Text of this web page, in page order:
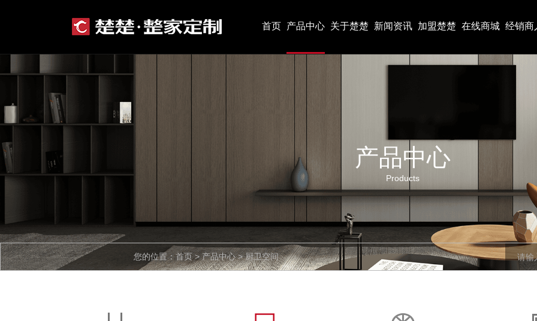
首页 产品中心 关于楚楚 新闻资讯 加盟楚楚 在线商城 经销商
产品中心
Products
您的位置：首页 > 产品中心 > 厨卫空间